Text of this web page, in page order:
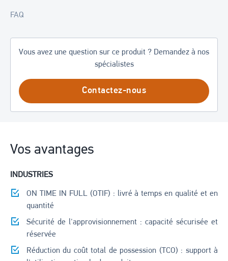
FAQ
Vous avez une question sur ce produit ? Demandez à nos
spécialistes
Contactez-nous
Vos avantages
INDUSTRIES
ON TIME IN FULL (OTIF) : livré à temps en qualité et en
quantité
Sécurité de l'approvisionnement : capacité sécurisée et
réservée
Réduction du coût total de possession (TCO) : support à